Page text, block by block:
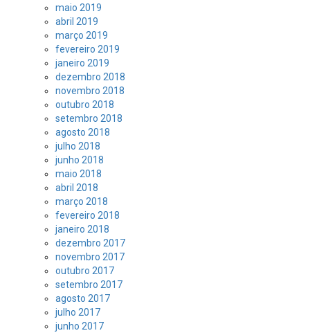
maio 2019
abril 2019
março 2019
fevereiro 2019
janeiro 2019
dezembro 2018
novembro 2018
outubro 2018
setembro 2018
agosto 2018
julho 2018
junho 2018
maio 2018
abril 2018
março 2018
fevereiro 2018
janeiro 2018
dezembro 2017
novembro 2017
outubro 2017
setembro 2017
agosto 2017
julho 2017
junho 2017